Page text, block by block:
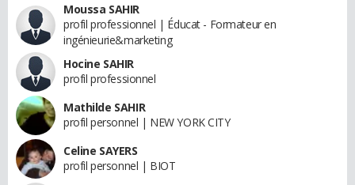
Moussa SAHIR
profil professionnel | Éducat - Formateur en
ingénieurie&marketing
Hocine SAHIR
profil professionnel
Mathilde SAHIR
profil personnel | NEW YORK CITY
Celine SAYERS
profil personnel | BIOT